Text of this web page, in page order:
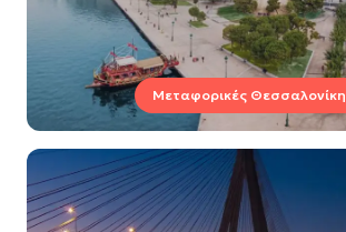
Μεταφορικές Θεσσαλονίκη